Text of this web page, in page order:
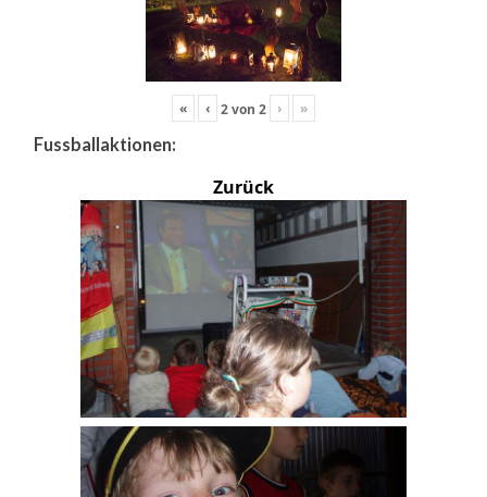
« ‹ 2von 2 › »
Fussballaktionen:
Zurück